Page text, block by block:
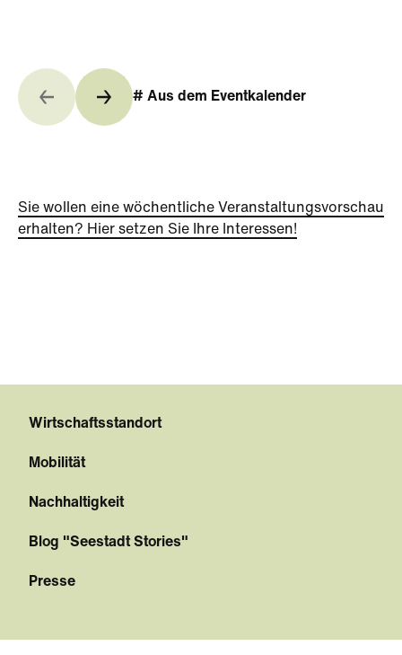
# Aus dem Eventkalender
Sie wollen eine wöchentliche Veranstaltungsvorschau
erhalten? Hier setzen Sie Ihre Interessen!
Wirtschaftsstandort
Mobilität
Nachhaltigkeit
Blog "Seestadt Stories"
Presse